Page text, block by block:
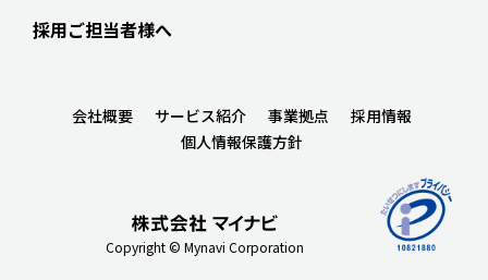
採用ご担当者様へ
Copyright © Mynavi Corporation
会社概要 サービス紹介 事業拠点
採用情報
個人情報保護方針